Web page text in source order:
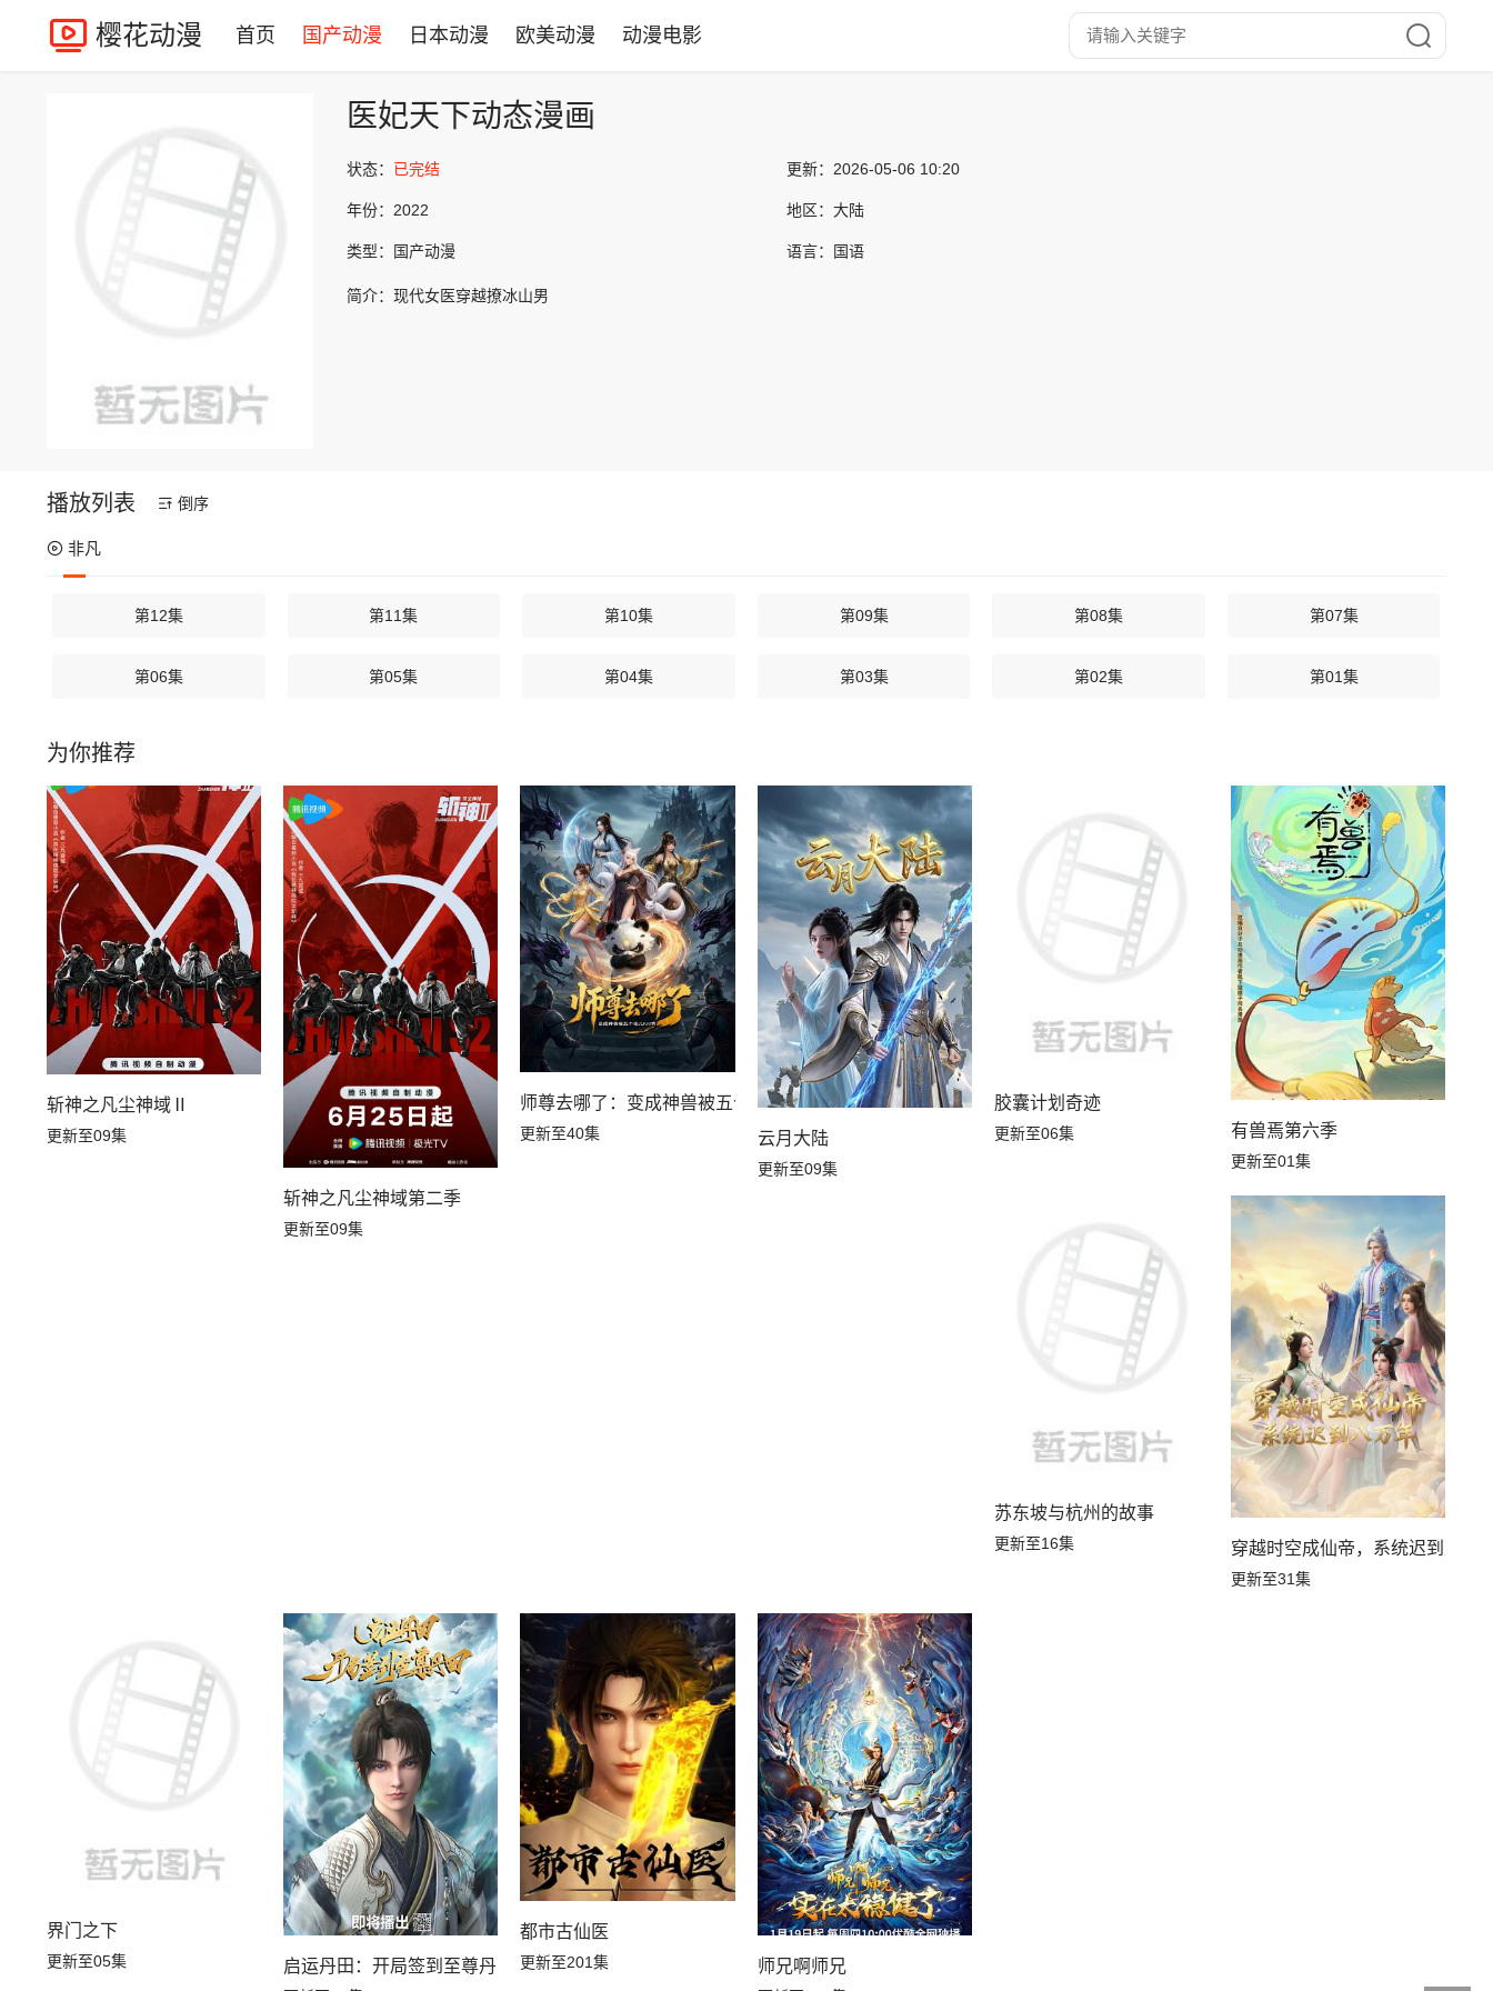
樱花动漫 首页 国产动漫 日本动漫 欧美动漫 动漫电影
医妃天下动态漫画
状态： 已完结 更新： 2026-05-06 10:20
年份： 2022 地区： 大陆
类型： 国产动漫 语言： 国语
简介： 现代女医穿越撩冰山男
播放列表 倒序
非凡
第12集 第11集 第10集 第09集 第08集 第07集
第06集 第05集 第04集 第03集 第02集 第01集
为你推荐
斩神之凡尘神域Ⅱ
更新至09集
斩神之凡尘神域第二季
更新至09集
师尊去哪了：变成神兽被五个徒儿rua秃
更新至40集 云月大陆
更新至09集
胶囊计划奇迹
更新至06集 有兽焉第六季
更新至01集
苏东坡与杭州的故事
更新至16集 穿越时空成仙帝，系统迟到八万
更新至31集
界门之下
更新至05集 启运丹田：开局签到至尊丹田
都市古仙医
更新至201集 师兄啊师兄